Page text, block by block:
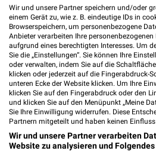
Reformhaus Ilius
Bahnhofstr. 48
24582 Bordesholm
289,19 km • Angebote:
Reformhaus Hintz
Rathausmarkt 2
24340 Eckernförde
320,52 km • Angebote:
Wir und unsere Partner speichern und/oder
einem Gerät zu, wie z. B. eindeutige IDs in
Browserspeichern, um personenbezogene
Anbieter verarbeiten Ihre
aufgrund eines berechtigten Interesses. Um
Sie die „Einstellungen“. Sie können Ihre
oder verwalten, indem Sie auf die
klicken oder jederzeit auf die Fingerabdruck-
unteren Ecke der Website klicken. Um Ihre
klicken Sie auf den Fingerabdruck oder den
und klicken Sie auf den Menüpunkt „Meine
Sie Ihre Einwilligung widerrufen. Diese
Partnern mitgeteilt und haben keinen
Wir und unsere Partner verarbeiten
Website zu analysieren und Folgendes